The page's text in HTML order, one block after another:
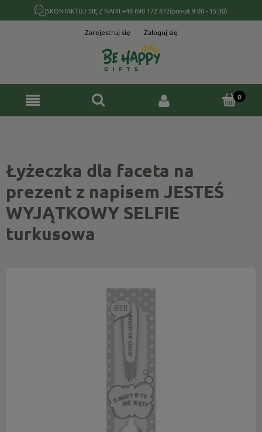
SKONTAKTUJ SIĘ Z NAMI:+48 690 172 872(pon-pt 9:00 - 15:30)
Zarejestruj się Zaloguj się
Łyżeczka dla faceta na
prezent z napisem JESTEŚ
WYJĄTKOWY SELFIE
turkusowa